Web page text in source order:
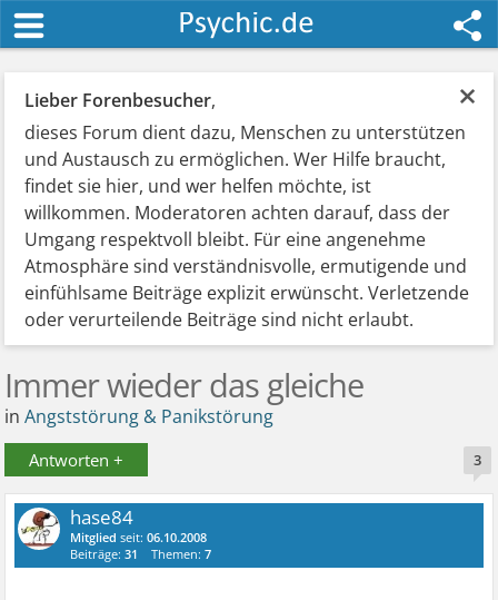
×
Lieber Forenbesucher,
dieses Forum dient dazu, Menschen zu unterstützen
und Austausch zu ermöglichen. Wer Hilfe braucht,
findet sie hier, und wer helfen möchte, ist
willkommen. Moderatoren achten darauf, dass der
Umgang respektvoll bleibt. Für eine angenehme
Atmosphäre sind verständnisvolle, ermutigende und
einfühlsame Beiträge explizit erwünscht. Verletzende
oder verurteilende Beiträge sind nicht erlaubt.
Immer wieder das gleiche
inAngststörung & Panikstörung
Antworten + 3
hase84
Mitglied seit:06.10.2008
Beiträge:31 Themen:7